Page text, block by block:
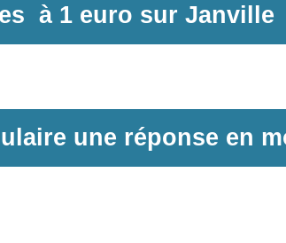
à 1 euro sur Janville
une réponse en